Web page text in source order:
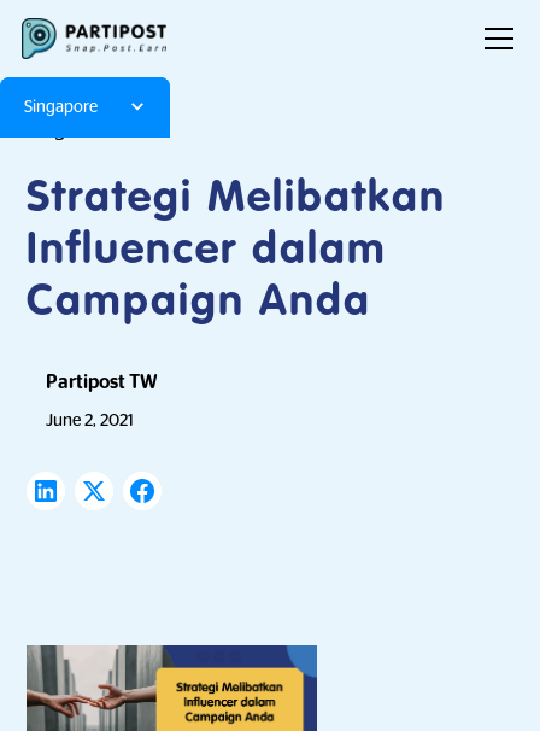
Singapore
Strategi Melibatkan
Influencer dalam
Campaign Anda
Partipost TW
June 2, 2021